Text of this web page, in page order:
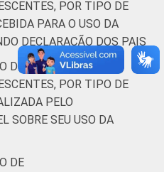
POR TIPO DE
PARA O USO DA
DECLARAÇÃO DOS PAIS
DE
POR TIPO DE
PELO
SOBRE SEU USO DA
DE